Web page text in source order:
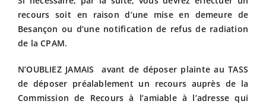
recours soit en raison d’une mise en demeure de
Besançon ou d’une notification de refus de radiation
de la CPAM.
N’OUBLIEZ JAMAIS avant de déposer plainte au TASS
de déposer préalablement un recours auprès de la
Commission de Recours à l’amiable à l’adresse qui